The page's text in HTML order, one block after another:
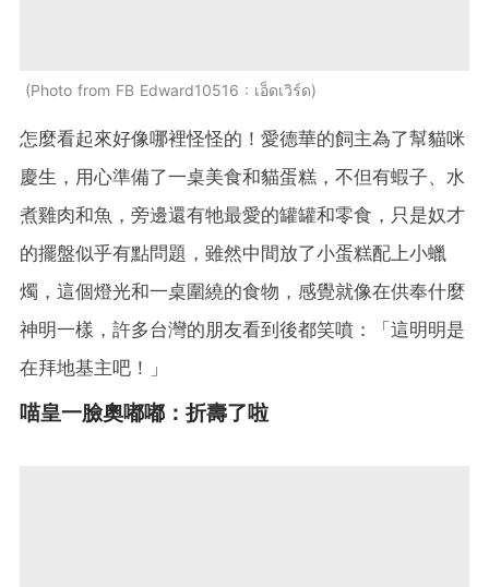
Photo from FB Edward10516 : เอ็ดเวิร์ด
怎麼看起來好像哪裡怪怪的！愛德華的飼主為了幫貓咪
慶生，用心準備了一桌美食和貓蛋糕，不但有蝦子、水
煮雞肉和魚，旁邊還有牠最愛的罐罐和零食，只是奴才
的擺盤似乎有點問題，雖然中間放了小蛋糕配上小蠟
燭，這個燈光和一桌圍繞的食物，感覺就像在供奉什麼
神明一樣，許多台灣的朋友看到後都笑噴：「這明明是
在拜地基主吧！」
喵皇一臉奧嘟嘟：折壽了啦